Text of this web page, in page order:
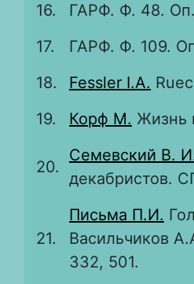
16.
ГАРФ. Ф. 48.
17.
ГАРФ. Ф. 109.
18.
Fessler I.A.
19.
Корф М. Жизнь
20.
Семевский В.
декабристов.
21.
Письма П.И.
Васильчиков
332, 501.